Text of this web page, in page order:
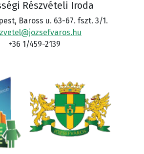
Részvételi Iroda
Baross u. 63-67. fszt. 3/1.
+36 1/459-2139